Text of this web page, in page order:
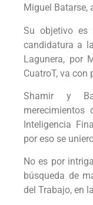
Miguel Batarse,
Su objetivo es
candidatura a
Lagunera, por
CuatroT, va con
Shamir y
Inteligencia
por eso se
No es por
búsqueda de
del Trabajo, en